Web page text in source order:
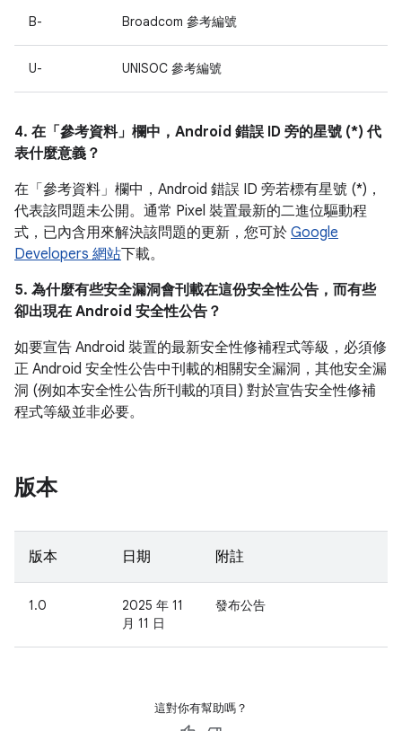
B- Broadcom 參考編號
U- UNISOC 參考編號
4. 在「參考資料」 欄中，Android 錯誤 ID 旁的星號 (*) 代
表什麼意義？
在「參考資料」欄中， Android 錯誤 ID 旁若標有星號 (*)，
代表該問題未公開。通常 Pixel 裝置最新的二進位驅動程
式，已內含用來解決該問題的更新，您可於 Google
Developers 網站下載。
5. 為什麼有些安全漏洞會刊載在這份安全性公告，而有些
卻出現在 Android 安全性公告？
如要宣告 Android 裝置的最新安全性修補程式等級，必須修
正 Android 安全性公告中刊載的相關安全漏洞，其他安全漏
洞 (例如本安全性公告所刊載的項目) 對於宣告安全性修補
程式等級並非必要。
版本
版本 日期 附註
1.0
2025 年 11
月 11 日
發布公告
這對你有幫助嗎？